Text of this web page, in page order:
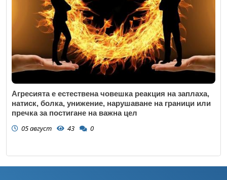
Агресията е естествена човешка реакция на заплаха,
натиск, болка, унижение, нарушаване на граници или
пречка за постигане на важна цел
05 август 43 0